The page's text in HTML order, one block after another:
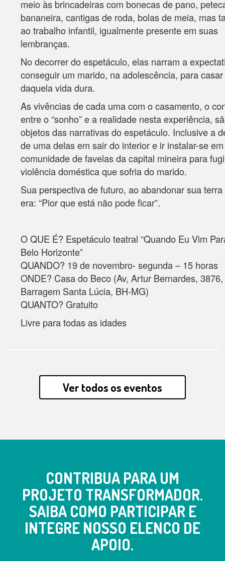
meio às brincadeiras com bonecas de pano,
bananeira, cantigas de roda, bolas de meia, mas
ao trabalho infantil, igualmente presente em suas
lembranças.
No decorrer do espetáculo, elas narram a
conseguir um marido, na adolescência, para
daquela vida dura.
As vivências de cada uma com o casamento, o
entre o “sonho” e a realidade nesta experiência,
objetos das narrativas do espetáculo. Inclusive a
de uma delas em sair do interior e ir instalar-se
comunidade de favelas da capital mineira para
violência doméstica que sofria do marido.
Sua perspectiva de futuro, ao abandonar sua
era: “Pior que está não pode ficar”.
O QUE É? Espetáculo teatral “Quando Eu Vim
Belo Horizonte”
QUANDO? 19 de novembro- segunda – 15 horas
ONDE? Casa do Beco (Av, Artur Bernardes, 3876,
Barragem Santa Lúcia, BH-MG)
QUANTO? Gratuito
Livre para todas as idades
Ver todos os eventos
CONTRIBUA PARA UM
PROJETO TRANSFORMADOR.
SAIBA COMO PARTICIPAR E
INTEGRE NOSSO ELENCO DE
APOIO.